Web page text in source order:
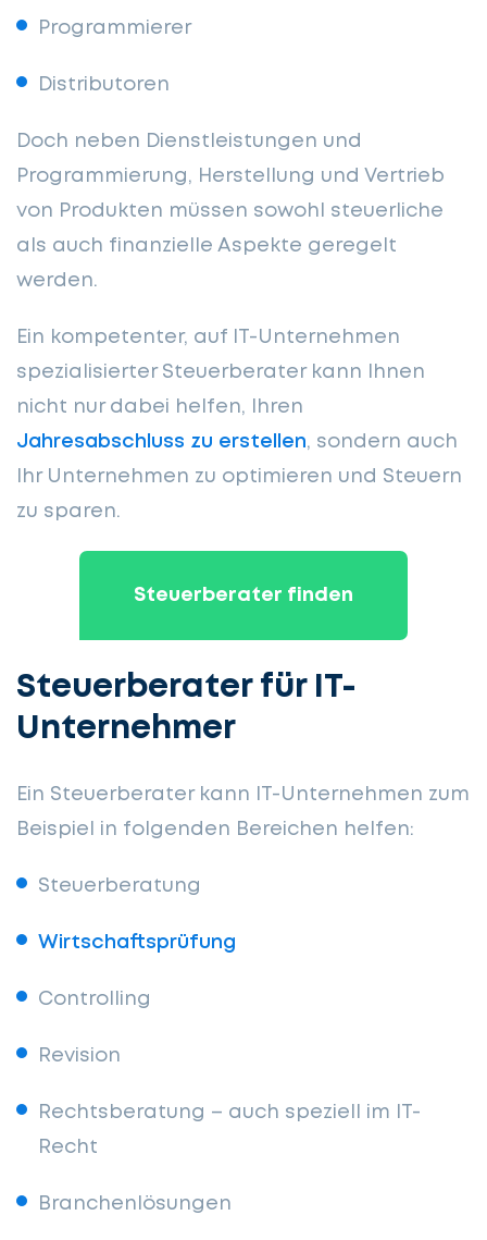
Programmierer
Distributoren
Doch neben Dienstleistungen und
Programmierung, Herstellung und Vertrieb
von Produkten müssen sowohl steuerliche
als auch finanzielle Aspekte geregelt
werden.
Ein kompetenter, auf IT-Unternehmen
spezialisierter Steuerberater kann Ihnen
nicht nur dabei helfen, Ihren
Jahresabschluss zu erstellen, sondern auch
Ihr Unternehmen zu optimieren und Steuern
zu sparen.
Steuerberater finden
Steuerberater für IT-
Unternehmer
Ein Steuerberater kann IT-Unternehmen zum
Beispiel in folgenden Bereichen helfen:
Steuerberatung
Wirtschaftsprüfung
Controlling
Revision
Rechtsberatung – auch speziell im IT-
Recht
Branchenlösungen